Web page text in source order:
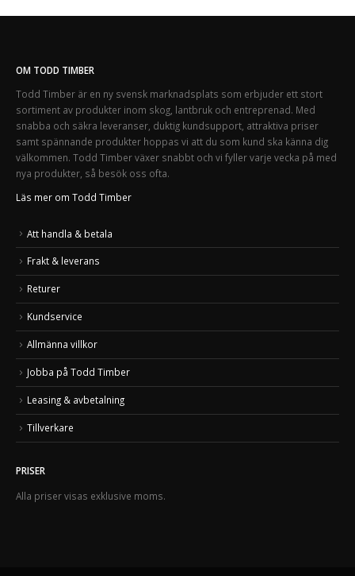
OM TODD TIMBER
Todd Timber är en ny svensk marknadsplats som erbjuder ett stort
sortiment av produkter inom skog, lantbruk och entreprenad. Med
snabba och säkra leveranser, duktig kundsupport, attraktiva priser
samt spännande produkter hoppas vi att du som kund ska känna dig
välkommen. Todd Timber växer snabbt och vi fyller varje vecka på med
nya produkter, så besök oss ofta.
Läs mer om Todd Timber
Att handla & betala
Frakt & leverans
Returer
Kundservice
Allmänna villkor
Jobba på Todd Timber
Leasing & avbetalning
Tillverkare
PRISER
Alla priser visas exklusive moms.